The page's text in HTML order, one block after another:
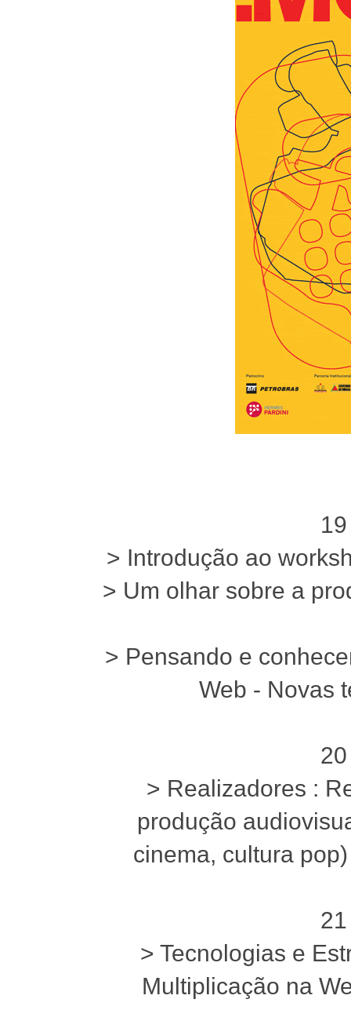
> Introdução ao
> Um olhar sobre a
> Pensando e
Web - Novas
> Realizadores :
produção
cinema, cultura
> Tecnologias e
Multiplicação na